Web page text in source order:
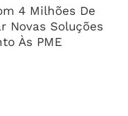
4 Milhões De
Novas Soluções
Às PME